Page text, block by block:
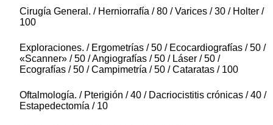
Cirugía General. / Herniorrafía / 80 / Varices / 30 / Holter /
100
Exploraciones. / Ergometrías / 50 / Ecocardiografías / 50 /
«Scanner» / 50 / Angiografías / 50 / Láser / 50 /
Ecografías / 50 / Campimetría / 50 / Cataratas / 100
Oftalmología. / Pterigión / 40 / Dacriocistitis crónicas / 40 /
Estapedectomía / 10